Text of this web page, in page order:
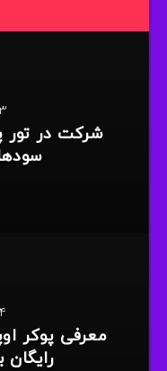
23
شرکت در تور
24
معرفی پوکر